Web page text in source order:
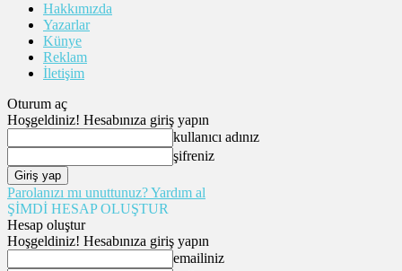
Hakkımızda
Yazarlar
Künye
Reklam
İletişim
Oturum aç
Hoşgeldiniz! Hesabınıza giriş yapın
kullanıcı adınız
şifreniz
Parolanızı mı unuttunuz? Yardım al
ŞİMDİ HESAP OLUŞTUR
Hesap oluştur
Hoşgeldiniz! Hesabınıza giriş yapın
emailiniz